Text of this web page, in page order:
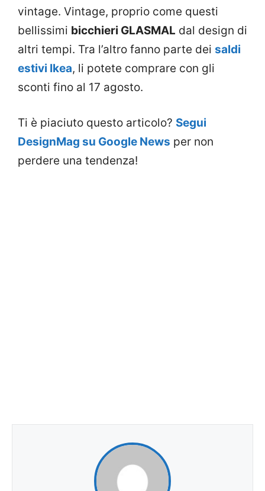
vintage. Vintage, proprio come questi
bellissimi bicchieri GLASMAL dal design di
altri tempi. Tra l’altro fanno parte dei saldi
estivi Ikea, li potete comprare con gli
sconti fino al 17 agosto.
Ti è piaciuto questo articolo? Segui
DesignMag su Google News per non
perdere una tendenza!